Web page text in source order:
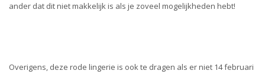
ander dat dit niet makkelijk is als je zoveel mogelijkheden hebt!
Overigens, deze rode lingerie is ook te dragen als er niet 14 februari